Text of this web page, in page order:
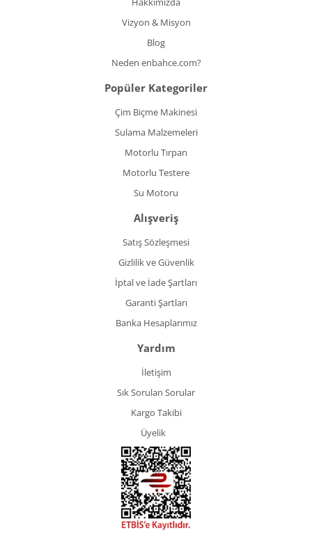
Vizyon & Misyon
Blog
Neden enbahce.com?
Popüler Kategoriler
Çim Biçme Makinesi
Sulama Malzemeleri
Motorlu Tırpan
Motorlu Testere
Su Motoru
Alışveriş
Satış Sözleşmesi
Gizlilik ve Güvenlik
İptal ve İade Şartları
Garanti Şartları
Banka Hesaplarımız
Yardım
İletişim
Sık Sorulan Sorular
Kargo Takibi
Üyelik